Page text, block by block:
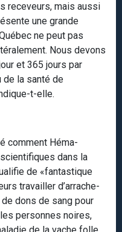
receveurs, mais aussi
une grande
ne peut pas
Nous devons
et 365 jours par
de la santé de
t-elle.
comment Héma-
dans la
de «fantastique
travailler d’arrache-
dons de sang pour
personnes noires,